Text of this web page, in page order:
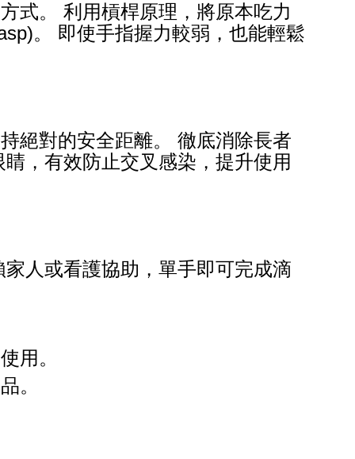
式。 利用槓桿原理，將原本吃力
。 即使手指握力較弱，也能輕鬆
絕對的安全距離。 徹底消除長者
，有效防止交叉感染，提升使用
人或看護協助，單手即可完成滴
用。
。